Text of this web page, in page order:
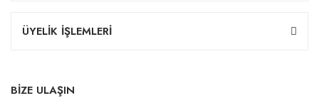
ÜYELİK İŞLEMLERİ
BİZE ULAŞIN